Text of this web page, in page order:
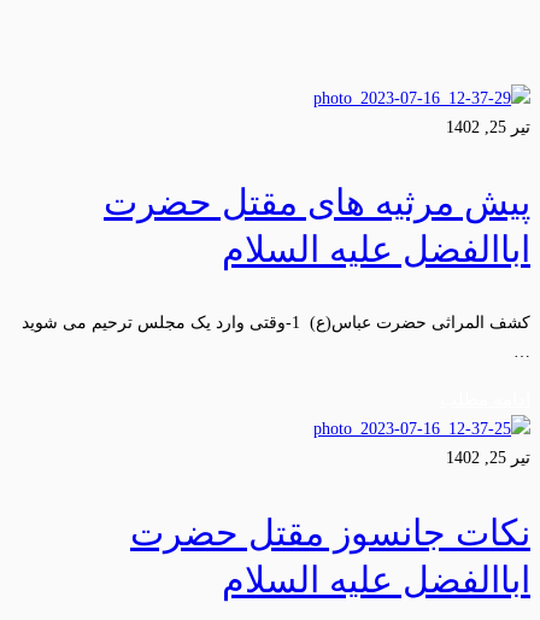
تیر 25, 1402
پیش مرثیه های مقتل حضرت
اباالفضل علیه السلام
کشف المراثی حضرت عباس(ع) 1-وقتی وارد یک مجلس ترحیم می شوید
…
تیر 25, 1402
نکات جانسوز مقتل حضرت
اباالفضل علیه السلام